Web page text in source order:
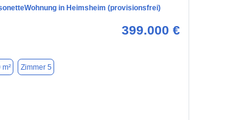
in Heimsheim (provisionsfrei)
399.000 €
Zimmer 5